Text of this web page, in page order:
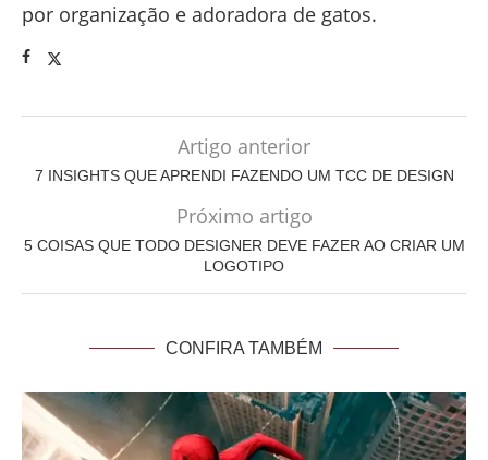
por organização e adoradora de gatos.
Artigo anterior
7 INSIGHTS QUE APRENDI FAZENDO UM TCC DE DESIGN
Próximo artigo
5 COISAS QUE TODO DESIGNER DEVE FAZER AO CRIAR UM
LOGOTIPO
CONFIRA TAMBÉM